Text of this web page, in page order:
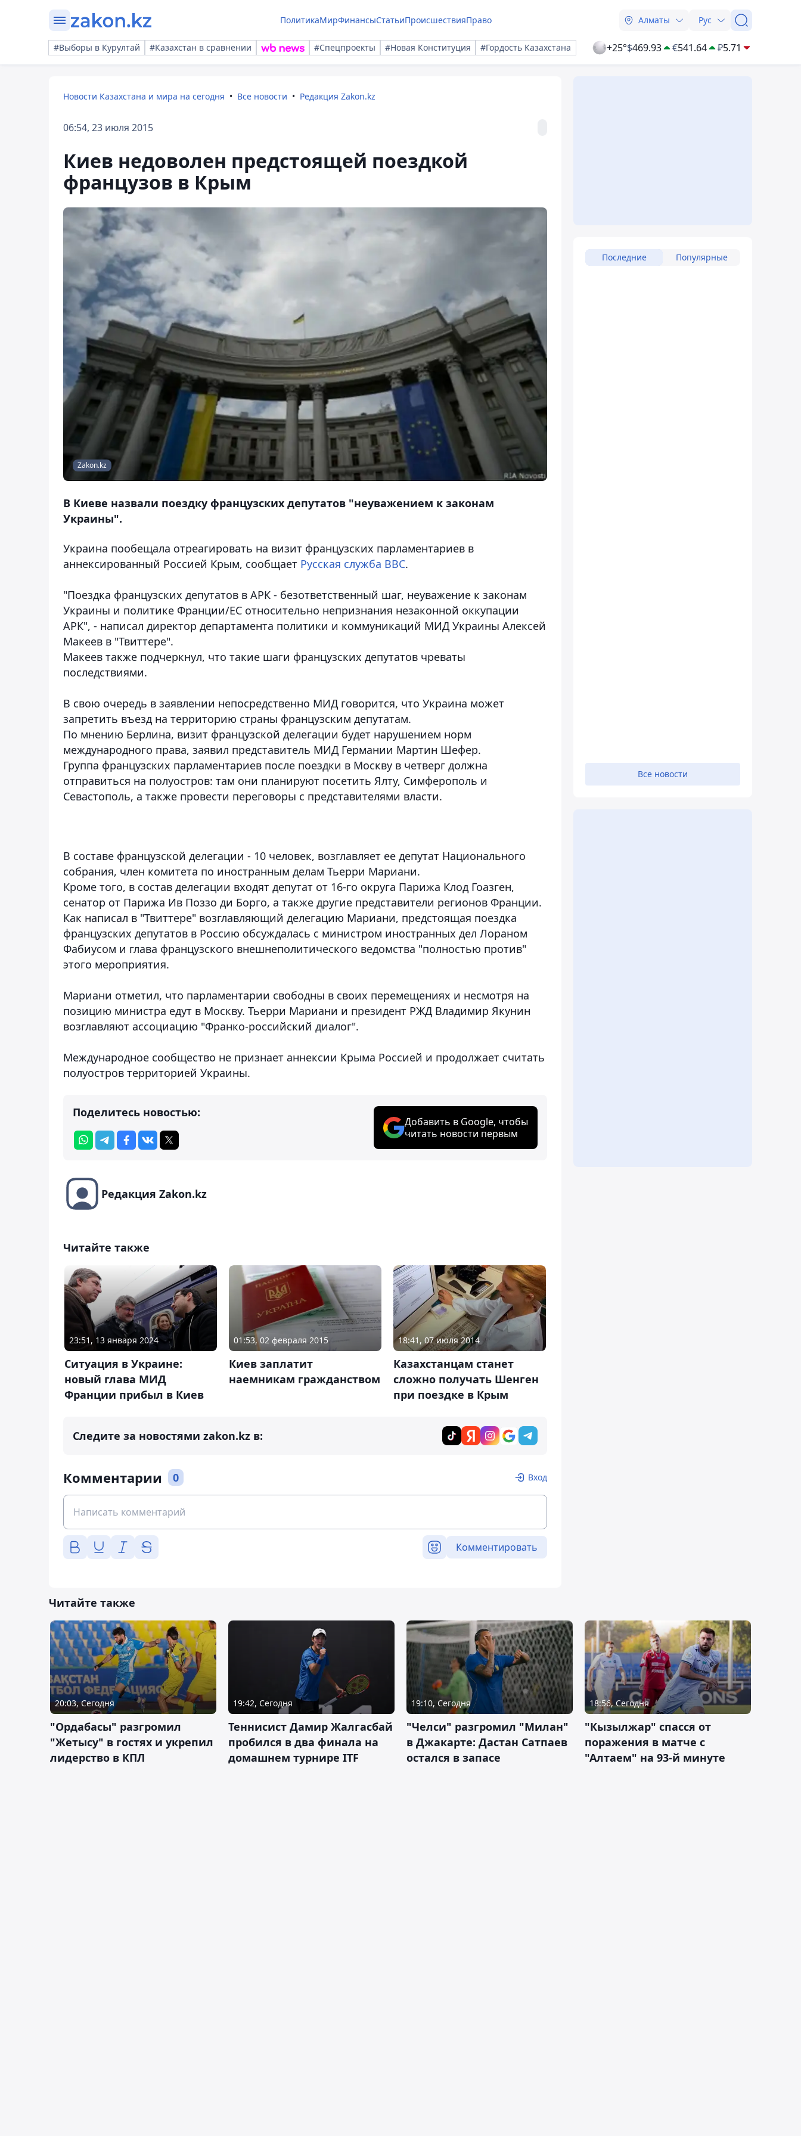
ПолитикаМирФинансыСтатьиПроисшествияПраво Алматы Рус
#Выборы в Курултай #Казахстан в сравнении #Спецпроекты #Новая Конституция #Гордость Казахстана +25°$469.93 €541.64 ₽5.71
Новости Казахстана и мира на сегодня Все новости Редакция Zakon.kz
06:54, 23 июля 2015
Киев недоволен предстоящей поездкой
французов в Крым
Zakon.kz
В Киеве назвали поездку французских депутатов "неуважением к законам
Украины".
Украина пообещала отреагировать на визит французских парламентариев в
аннексированный Россией Крым, сообщает Русская служба ВВС.
"Поездка французских депутатов в АРК - безответственный шаг, неуважение к законам
Украины и политике Франции/ЕС относительно непризнания незаконной оккупации
АРК", - написал директор департамента политики и коммуникаций МИД Украины Алексей
Макеев в "Твиттере".
Макеев также подчеркнул, что такие шаги французских депутатов чреваты
последствиями.
В свою очередь в заявлении непосредственно МИД говорится, что Украина может
запретить въезд на территорию страны французским депутатам.
По мнению Берлина, визит французской делегации будет нарушением норм
международного права, заявил представитель МИД Германии Мартин Шефер.
Группа французских парламентариев после поездки в Москву в четверг должна
отправиться на полуостров: там они планируют посетить Ялту, Симферополь и
Севастополь, а также провести переговоры с представителями власти.
В составе французской делегации - 10 человек, возглавляет ее депутат Национального
собрания, член комитета по иностранным делам Тьерри Мариани.
Кроме того, в состав делегации входят депутат от 16-го округа Парижа Клод Гоазген,
сенатор от Парижа Ив Поззо ди Борго, а также другие представители регионов Франции.
Как написал в "Твиттере" возглавляющий делегацию Мариани, предстоящая поездка
французских депутатов в Россию обсуждалась с министром иностранных дел Лораном
Фабиусом и глава французского внешнеполитического ведомства "полностью против"
этого мероприятия.
Мариани отметил, что парламентарии свободны в своих перемещениях и несмотря на
позицию министра едут в Москву. Тьерри Мариани и президент РЖД Владимир Якунин
возглавляют ассоциацию "Франко-российский диалог".
Международное сообщество не признает аннексии Крыма Россией и продолжает считать
полуостров территорией Украины.
Поделитесь новостью:
Добавить в Google, чтобы
читать новости первым
Редакция Zakon.kz
Читайте также
23:51, 13 января 2024
Ситуация в Украине:
новый глава МИД
Франции прибыл в Киев
01:53, 02 февраля 2015
Киев заплатит
наемникам гражданством
18:41, 07 июля 2014
Казахстанцам станет
сложно получать Шенген
при поездке в Крым
Следите за новостями zakon.kz в:
Комментарии 0 Вход
Комментировать
Последние Популярные
Все новости
Читайте также
20:03, Сегодня
"Ордабасы" разгромил
"Жетысу" в гостях и укрепил
лидерство в КПЛ
19:42, Сегодня
Теннисист Дамир Жалгасбай
пробился в два финала на
домашнем турнире ITF
19:10, Сегодня
"Челси" разгромил "Милан"
в Джакарте: Дастан Сатпаев
остался в запасе
18:56, Сегодня
"Кызылжар" спасся от
поражения в матче с
"Алтаем" на 93-й минуте